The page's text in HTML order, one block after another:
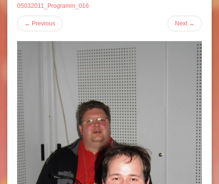
05032011_Programm_016
← Previous Next →